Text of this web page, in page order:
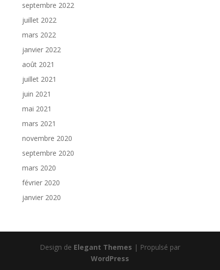
septembre 2022
juillet 2022
mars 2022
janvier 2022
août 2021
juillet 2021
juin 2021
mai 2021
mars 2021
novembre 2020
septembre 2020
mars 2020
février 2020
janvier 2020
Design de Elegant Themes | Propulsé par
WordPress